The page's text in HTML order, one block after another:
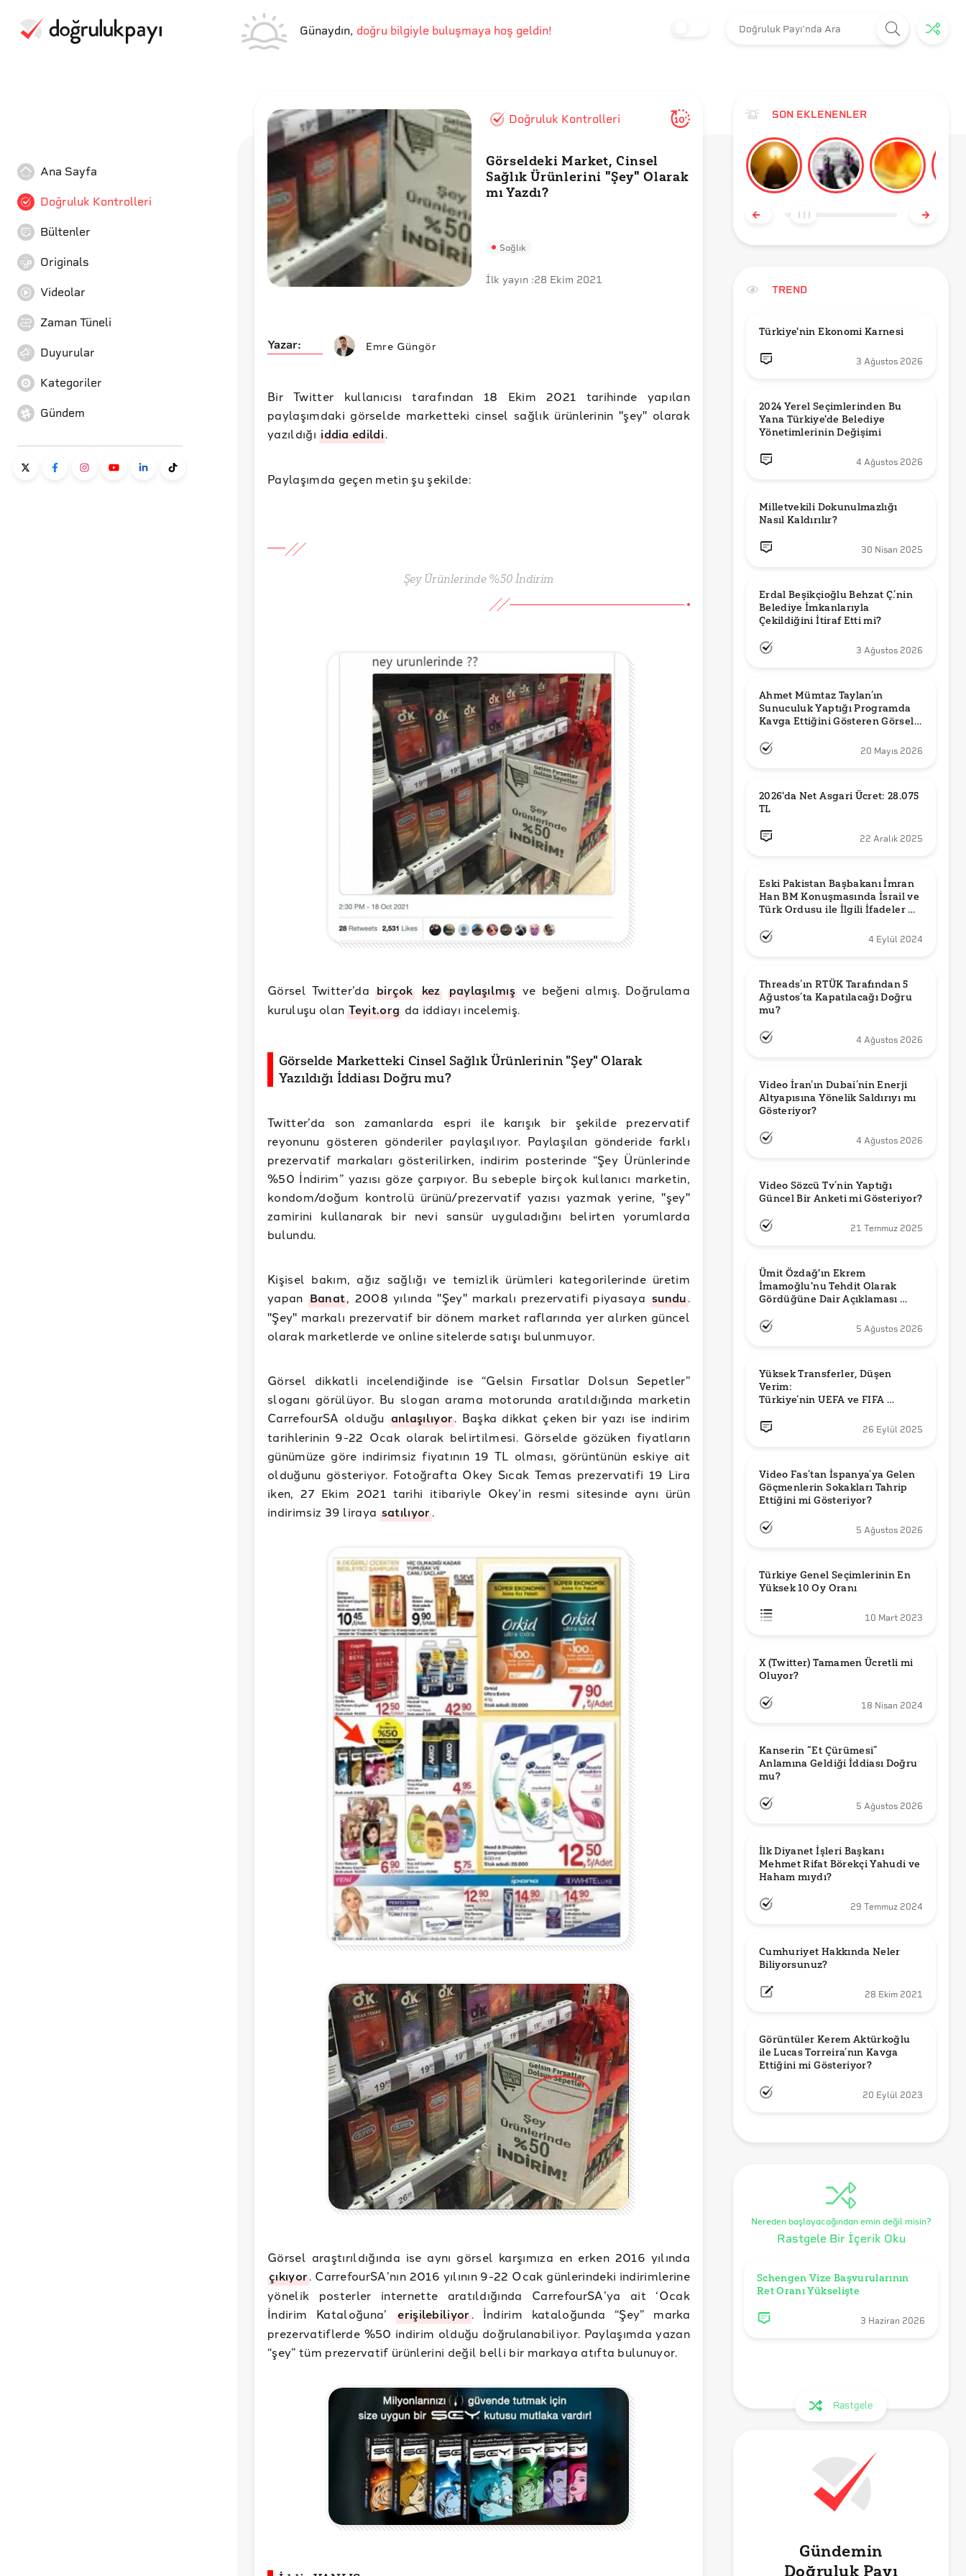
Günaydın, doğru bilgiyle buluşmaya hoş geldin!
Ana Sayfa
Doğruluk Kontrolleri
Bültenler
Originals
Videolar
Zaman Tüneli
Duyurular
Kategoriler
Gündem
Doğruluk Kontrolleri 10'
Görseldeki Market, Cinsel
Sağlık Ürünlerini "Şey" Olarak
mı Yazdı?
Sağlık
İlk yayın :28 Ekim 2021
Yazar: Emre Güngör
Bir Twitter kullanıcısı tarafından 18 Ekim 2021 tarihinde yapılan
paylaşımdaki görselde marketteki cinsel sağlık ürünlerinin "şey" olarak
yazıldığıiddia edildi.
Paylaşımda geçen metin şu şekilde:
Şey Ürünlerinde %50 İndirim
Görsel Twitter’da birçok kez paylaşılmış ve beğeni almış. Doğrulama
kuruluşu olanTeyit.org da iddiayı incelemiş.
Görselde Marketteki Cinsel Sağlık Ürünlerinin "Şey" Olarak
Yazıldığı İddiası Doğru mu?
Twitter’da son zamanlarda espri ile karışık bir şekilde prezervatif
reyonunu gösteren gönderiler paylaşılıyor. Paylaşılan gönderide farklı
prezervatif markaları gösterilirken, indirim posterinde “Şey Ürünlerinde
%50 İndirim” yazısı göze çarpıyor. Bu sebeple birçok kullanıcı marketin,
kondom/doğum kontrolü ürünü/prezervatif yazısı yazmak yerine, "şey"
zamirini kullanarak bir nevi sansür uyguladığını belirten yorumlarda
bulundu.
Kişisel bakım, ağız sağlığı ve temizlik ürümleri kategorilerinde üretim
yapan Banat, 2008 yılında "Şey" markalı prezervatifi piyasayasundu.
"Şey" markalı prezervatif bir dönem market raflarında yer alırken güncel
olarak marketlerde ve online sitelerde satışı bulunmuyor.
Görsel dikkatli incelendiğinde ise “Gelsin Fırsatlar Dolsun Sepetler”
sloganı görülüyor. Bu slogan arama motorunda aratıldığında marketin
CarrefourSA olduğu anlaşılıyor. Başka dikkat çeken bir yazı ise indirim
tarihlerinin 9-22 Ocak olarak belirtilmesi. Görselde gözüken fiyatların
günümüze göre indirimsiz fiyatının 19 TL olması, görüntünün eskiye ait
olduğunu gösteriyor. Fotoğrafta Okey Sıcak Temas prezervatifi 19 Lira
iken, 27 Ekim 2021 tarihi itibariyle Okey’in resmi sitesinde aynı ürün
indirimsiz 39 liraya satılıyor.
Görsel araştırıldığında ise aynı görsel karşımıza en erken 2016 yılında
çıkıyor. CarrefourSA’nın 2016 yılının 9-22 Ocak günlerindeki indirimlerine
yönelik posterler internette aratıldığında CarrefourSA’ya ait ‘Ocak
İndirim Kataloğuna’erişilebiliyor. İndirim kataloğunda “Şey” marka
prezervatiflerde %50 indirim olduğu doğrulanabiliyor. Paylaşımda yazan
“şey” tüm prezervatif ürünlerini değil belli bir markaya atıfta bulunuyor.
SON EKLENENLER
TREND
Türkiye'nin Ekonomi Karnesi
3 Ağustos 2026
2024 Yerel Seçimlerinden Bu
Yana Türkiye'de Belediye
Yönetimlerinin Değişimi
4 Ağustos 2026
Milletvekili Dokunulmazlığı
Nasıl Kaldırılır?
30 Nisan 2025
Erdal Beşikçioğlu Behzat Ç.’nin
Belediye İmkanlarıyla
3 Ağustos 2026
Ahmet Mümtaz Taylan’ın
Sunuculuk Yaptığı Programda
Kavga Ettiğini Gösteren Görsel
20 Mayıs 2026
2026'da Net Asgari Ücret: 28.075
TL
22 Aralık 2025
Eski Pakistan Başbakanı İmran
Han BM Konuşmasında İsrail ve
Türk Ordusu ile İlgili İfadeler mi
4 Eylül 2024
Threads’ın RTÜK Tarafından 5
Ağustos’ta Kapatılacağı Doğru
mu?
4 Ağustos 2026
Video İran’ın Dubai’nin Enerji
Altyapısına Yönelik Saldırıyı mı
Gösteriyor?
4 Ağustos 2026
Video Sözcü Tv’nin Yaptığı
Güncel Bir Anketi mi Gösteriyor?
21 Temmuz 2025
Ümit Özdağ'ın Ekrem
İmamoğlu'nu Tehdit Olarak
Gördüğüne Dair Açıklaması
5 Ağustos 2026
Yüksek Transferler, Düşen
Verim:
Türkiye’nin UEFA ve FIFA
26 Eylül 2025
Video Fas’tan İspanya’ya Gelen
Göçmenlerin Sokakları Tahrip
Ettiğini mi Gösteriyor?
5 Ağustos 2026
Türkiye Genel Seçimlerinin En
Yüksek 10 Oy Oranı
10 Mart 2023
X (Twitter) Tamamen Ücretli mi
Oluyor?
18 Nisan 2024
Kanserin “Et Çürümesi”
Anlamına Geldiği İddiası Doğru
mu?
5 Ağustos 2026
İlk Diyanet İşleri Başkanı
Mehmet Rifat Börekçi Yahudi ve
Haham mıydı?
29 Temmuz 2024
Cumhuriyet Hakkında Neler
Biliyorsunuz?
28 Ekim 2021
Görüntüler Kerem Aktürkoğlu
ile Lucas Torreira’nın Kavga
Ettiğini mi Gösteriyor?
20 Eylül 2023
Nereden başlayacağından emin değil misin?
Rastgele Bir İçerik Oku
Schengen Vize Başvurularının
3 Haziran 2026
Rastgele
Gündemin
Doğruluk Payı